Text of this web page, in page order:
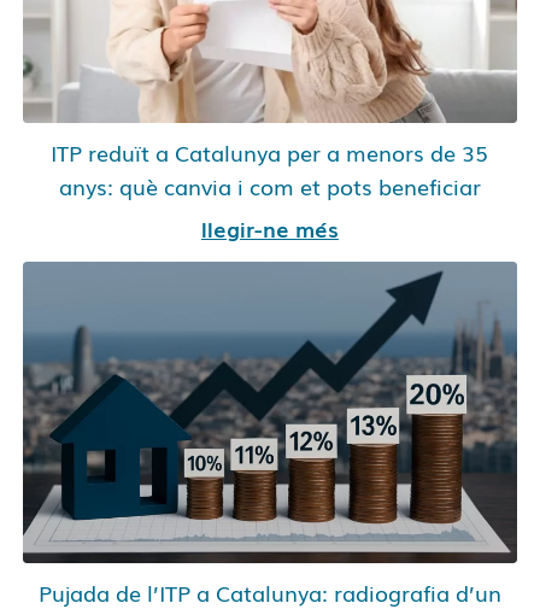
ITP reduït a Catalunya per a menors de 35
anys: què canvia i com et pots beneficiar
llegir-ne més
Pujada de l’ITP a Catalunya: radiografia d’un